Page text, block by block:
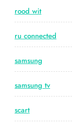
rood wit
ru connected
samsung
samsung tv
scart